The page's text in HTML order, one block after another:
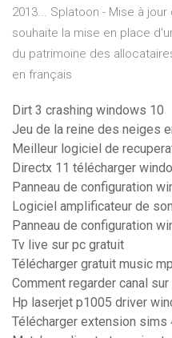
2013... Splatoon - Mise à
souhaite la mise en place
du patrimoine des
en français
Dirt 3 crashing windows 10
Jeu de la reine des neiges
Meilleur logiciel de
Directx 11 télécharger
Panneau de configuration
Logiciel amplificateur de
Panneau de configuration
Tv live sur pc gratuit
Télécharger gratuit music
Comment regarder canal sur
Hp laserjet p1005 driver
Télécharger extension sims